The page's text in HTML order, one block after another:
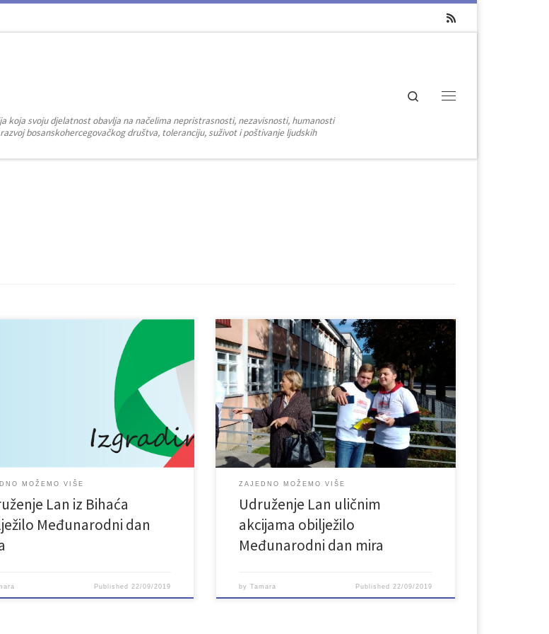
koja svoju djelatnost obavlja na načelima nepristrasnosti, nezavisnosti, humanosti
bosanskohercegovačkog društva, toleranciju, suživot i poštivanje ljudskih
Search
MOŽEMO VIŠE
Lan iz Bihaća
Međunarodni dan
Published 22/09/2019
U okviru projekta „Aktivizam civilnog sektora za
pomirenje u regionu bivše Jugoslavije – podrška
REKOM-u“ Udruženje „Lan” iz Bihaća, realizira
projekt „Zajedno možemo više”. Partneri u
provođenju projekta su dvije srednje škole iz Unsko-
sanskog kantona: JU Mješovita srednja škola Bihać i
JU Mješovita srednja škola Bosanski Petrovac. Opći
cilj projekta […]
ZAJEDNO MOŽEMO VIŠE
Udruženje Lan uličnim
akcijama obilježilo
Međunarodni dan mira
by Tamara Published 22/09/2019